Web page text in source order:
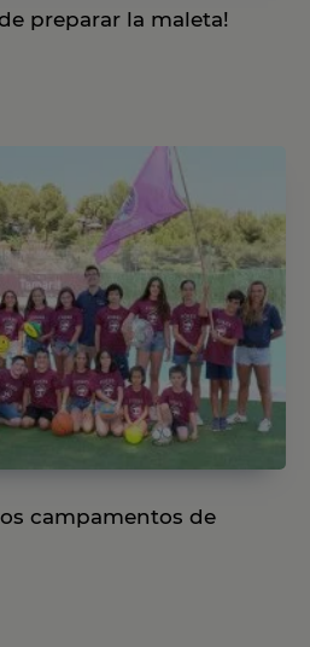
preparar la maleta!
campamentos de